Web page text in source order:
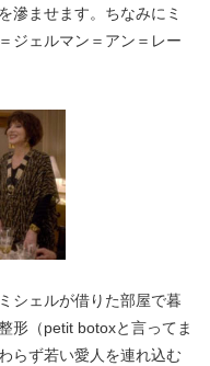
滲ませます。ちなみにミ
ジェルマン＝アン＝レー
シェルが借りた部屋で暮
形（petit botoxと言ってま
らず若い愛人を連れ込む